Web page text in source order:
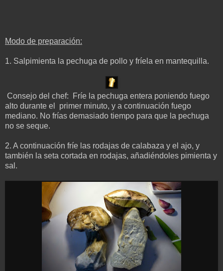
Modo de preparación:
1. Salpimienta la pechuga de pollo y fríela en mantequilla.
Consejo del chef: Fríe la pechuga entera poniendo fuego
alto durante el primer minuto, y a continuación fuego
mediano. No frías demasiado tiempo para que la pechuga
no se seque.
2. A continuación fríe las rodajas de calabaza y el ajo, y
también la seta cortada en rodajas, añadiéndoles pimienta y
sal.